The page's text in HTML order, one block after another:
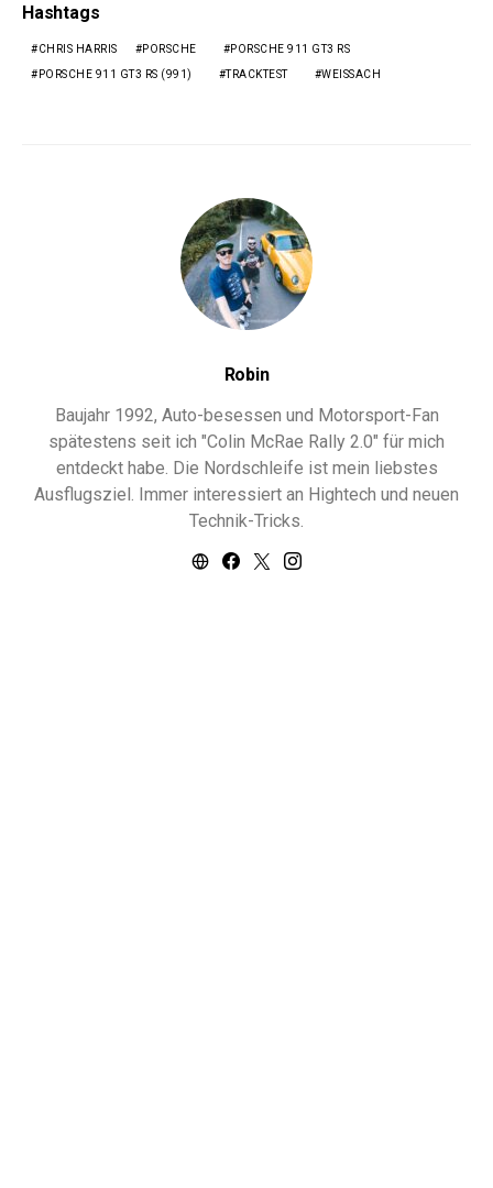
Hashtags
CHRIS HARRIS PORSCHE PORSCHE 911 GT3 RS
PORSCHE 911 GT3 RS (991) TRACKTEST WEISSACH
Robin
Baujahr 1992, Auto-besessen und Motorsport-Fan
spätestens seit ich "Colin McRae Rally 2.0" für mich
entdeckt habe. Die Nordschleife ist mein liebstes
Ausflugsziel. Immer interessiert an Hightech und neuen
Technik-Tricks.